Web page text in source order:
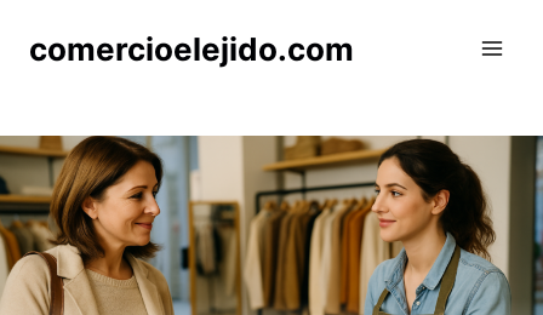
comercioelejido.com